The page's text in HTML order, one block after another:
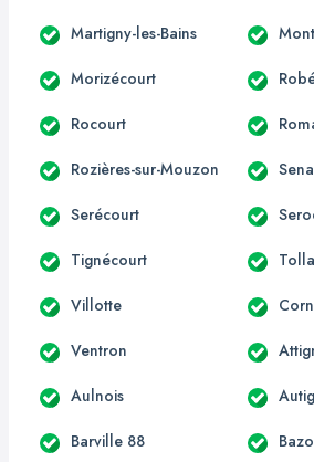
Martigny-les-Bains
Morizécourt
Rocourt
Rozières-sur-Mouzon
Serécourt
Tignécourt
Villotte
Ventron
Aulnois
Barville 88